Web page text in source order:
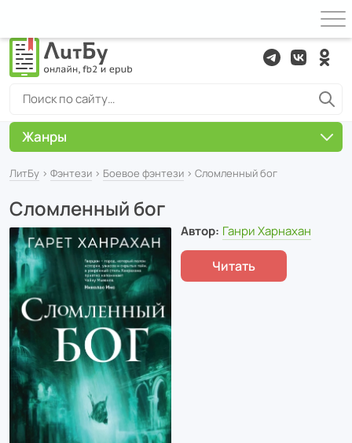
ЛитБу › Фэнтези › Боевое фэнтези › Сломленный бог
Сломленный бог
Автор: Ганри Харнахан
Читать
Жанры